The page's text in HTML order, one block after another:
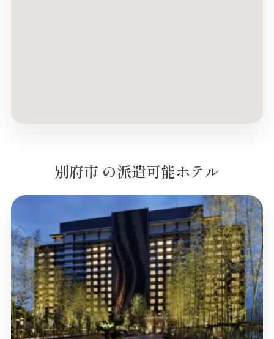
別府市 の派遣可能ホテル